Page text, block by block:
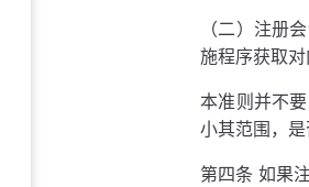
（二）注册
施程序获取
本准则并不
小其范围，
第四条 如果